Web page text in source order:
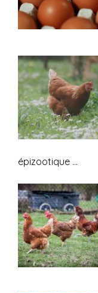
épizootique ...